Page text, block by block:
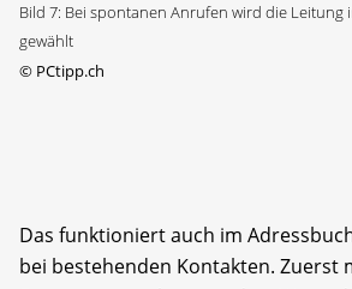
Bild 7: Bei spontanen Anrufen wird die ­Leitung
gewählt
© PCtipp.ch
Das funktioniert auch im
bei bestehenden Kontakten. Zuerst